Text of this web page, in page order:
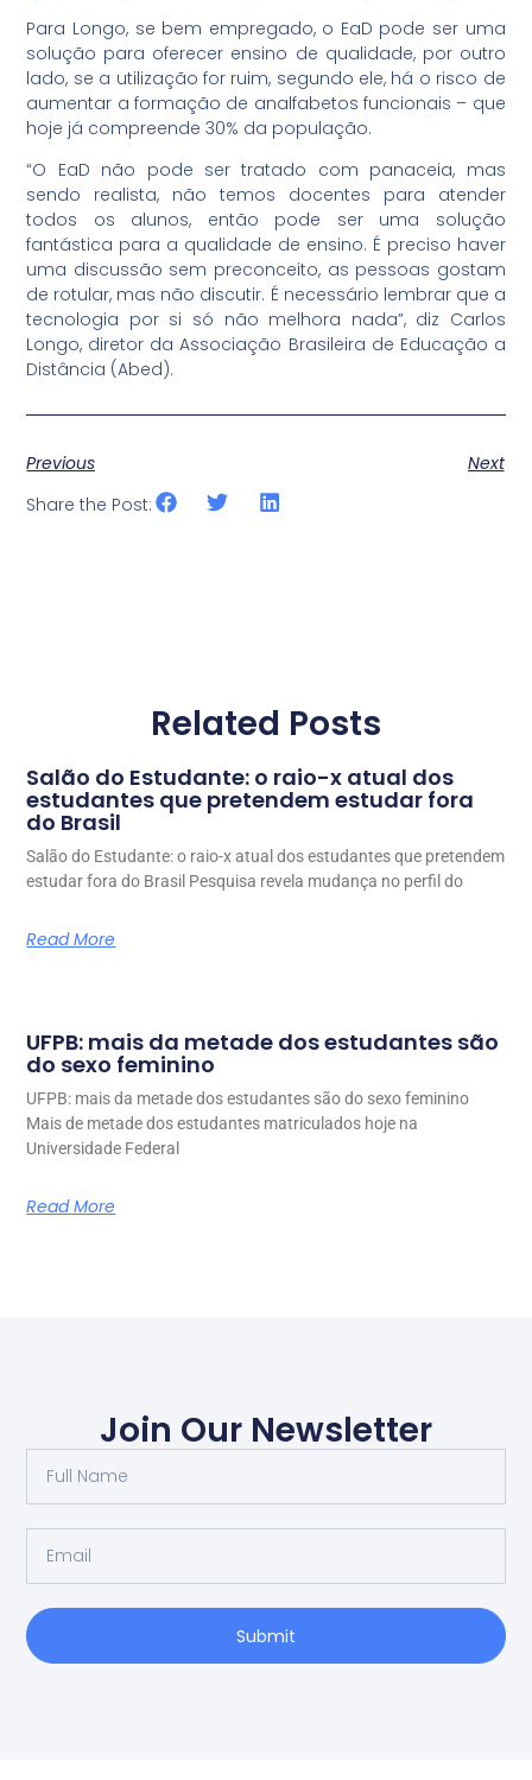
Para Longo, se bem empregado, o EaD pode ser uma
solução para oferecer ensino de qualidade, por outro
lado, se a utilização for ruim, segundo ele, há o risco de
aumentar a formação de analfabetos funcionais – que
hoje já compreende 30% da população.
“O EaD não pode ser tratado com panaceia, mas
sendo realista, não temos docentes para atender
todos os alunos, então pode ser uma solução
fantástica para a qualidade de ensino. É preciso haver
uma discussão sem preconceito, as pessoas gostam
de rotular, mas não discutir. É necessário lembrar que a
tecnologia por si só não melhora nada”, diz Carlos
Longo, diretor da Associação Brasileira de Educação a
Distância (Abed).
Previous
Next
Share the Post:
Related Posts
Salão do Estudante: o raio-x atual dos
estudantes que pretendem estudar fora
do Brasil
Salão do Estudante: o raio-x atual dos estudantes que pretendem
estudar fora do Brasil Pesquisa revela mudança no perfil do
Read More
UFPB: mais da metade dos estudantes são
do sexo feminino
UFPB: mais da metade dos estudantes são do sexo feminino
Mais de metade dos estudantes matriculados hoje na
Universidade Federal
Read More
Join Our Newsletter
Submit